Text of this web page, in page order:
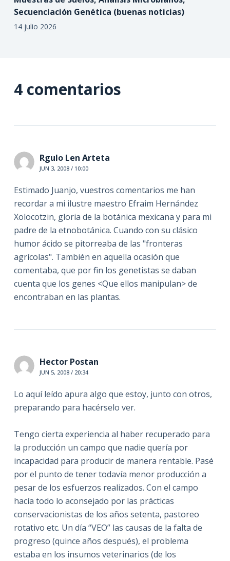
Secuenciación Genética (buenas noticias)
14 julio 2026
4 comentarios
Rgulo Len Arteta
JUN 3, 2008 / 10:00
Estimado Juanjo, vuestros comentarios me han
recordar a mi ilustre maestro Efraim Hernández
Xolocotzin, gloria de la botánica mexicana y para mi
padre de la etnobotánica. Cuando con su clásico
humor ácido se pitorreaba de las "fronteras
agrícolas". También en aquella ocasión que
comentaba, que por fin los genetistas se daban
cuenta que los genes <Que ellos manipulan> de
encontraban en las plantas.
Hector Postan
JUN 5, 2008 / 20:34
Lo aquí leído apura algo que estoy, junto con otros,
preparando para hacérselo ver.
Tengo cierta experiencia al haber recuperado para
la producción un campo que nadie quería por
incapacidad para producir de manera rentable. Pasé
por el punto de tener todavía menor producción a
pesar de los esfuerzos realizados. Con el campo
hacía todo lo aconsejado por las prácticas
conservacionistas de los años setenta, pastoreo
rotativo etc. Un día “VEO” las causas de la falta de
progreso (quince años después), el problema
estaba en los insumos veterinarios (de los